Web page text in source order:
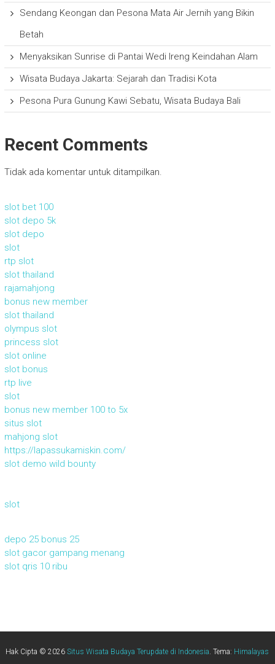
Sendang Keongan dan Pesona Mata Air Jernih yang Bikin
Betah
Menyaksikan Sunrise di Pantai Wedi Ireng Keindahan Alam
Wisata Budaya Jakarta: Sejarah dan Tradisi Kota
Pesona Pura Gunung Kawi Sebatu, Wisata Budaya Bali
Recent Comments
Tidak ada komentar untuk ditampilkan.
slot bet 100
slot depo 5k
slot depo
slot
rtp slot
slot thailand
rajamahjong
bonus new member
slot thailand
olympus slot
princess slot
slot online
slot bonus
rtp live
slot
bonus new member 100 to 5x
situs slot
mahjong slot
https://lapassukamiskin.com/
slot demo wild bounty
slot
depo 25 bonus 25
slot gacor gampang menang
slot qris 10 ribu
Hak Cipta © 2026Situs Wisata Budaya Terupdate di Indonesia. Tema: Himalayas